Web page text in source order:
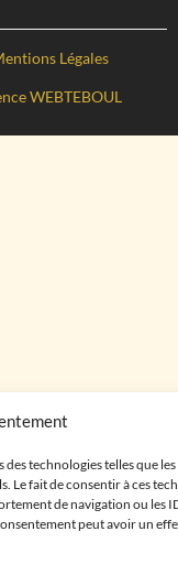
technologies telles que
Le fait de consentir à ces
de navigation ou les
peut avoir un
Légales
WEBTEBOUL